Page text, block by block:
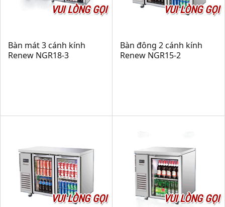
VUI LÒNG GỌI
Bàn mát 3 cánh kính
Renew NGR18-3
VUI LÒNG GỌI
Bàn đông 2 cánh kính
Renew NGR15-2
VUI LÒNG GỌI VUI LÒNG GỌI